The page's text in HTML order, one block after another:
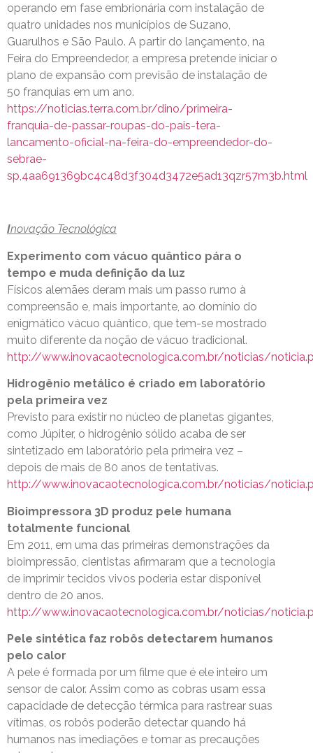
operando em fase embrionária com instalação de
quatro unidades nos municípios de Suzano,
Guarulhos e São Paulo. A partir do lançamento, na
Feira do Empreendedor, a empresa pretende iniciar o
plano de expansão com previsão de instalação de
50 franquias em um ano.
https://noticias.terra.com.br/dino/primeira-
franquia-de-passar-roupas-do-pais-tera-
lancamento-oficial-na-feira-do-empreendedor-do-
sebrae-
sp,4aa691369bc4c48d3f304d3472e5ad13qzr57m3b.html
Inovação Tecnológica
Experimento com vácuo quântico pára o
tempo e muda definição da luz
Físicos alemães deram mais um passo rumo à
compreensão e, mais importante, ao domínio do
enigmático vácuo quântico, que tem-se mostrado
muito diferente da noção de vácuo tradicional.
http://www.inovacaotecnologica.com.br/noticias/
Hidrogênio metálico é criado em laboratório
pela primeira vez
Previsto para existir no núcleo de planetas gigantes,
como Júpiter, o hidrogênio sólido acaba de ser
sintetizado em laboratório pela primeira vez –
depois de mais de 80 anos de tentativas.
http://www.inovacaotecnologica.com.br/noticias/
Bioimpressora 3D produz pele humana
totalmente funcional
Em 2011, em uma das primeiras demonstrações da
bioimpressão, cientistas afirmaram que a tecnologia
de imprimir tecidos vivos poderia estar disponível
dentro de 20 anos.
http://www.inovacaotecnologica.com.br/noticias/
Pele sintética faz robôs detectarem humanos
pelo calor
A pele é formada por um filme que é ele inteiro um
sensor de calor. Assim como as cobras usam essa
capacidade de detecção térmica para rastrear suas
vítimas, os robôs poderão detectar quando há
humanos nas imediações e tomar as precauções